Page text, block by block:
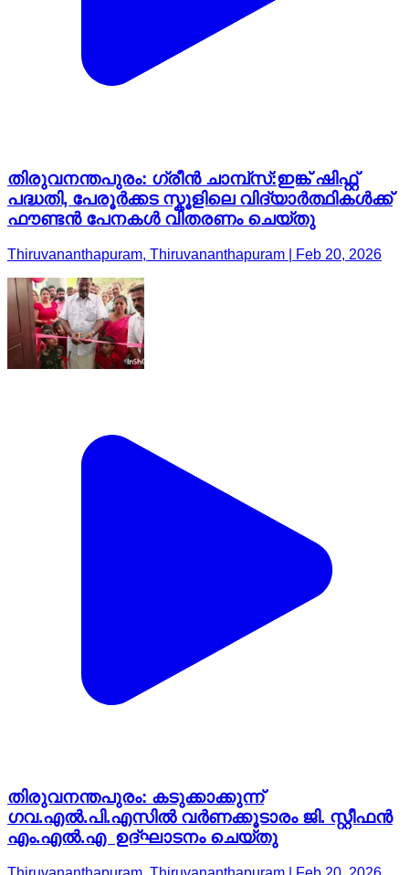
തിരുവനന്തപുരം: ഗ്രീന്‍ ചാമ്പ്സ്:ഇങ്ക് ഷിഫ്റ്റ്
പദ്ധതി, പേരൂർക്കട സ്കൂളിലെ വിദ്യാർത്ഥികൾക്ക്
ഫൗണ്ടന്‍ പേനകൾ വിതരണം ചെയ്തു
Thiruvananthapuram, Thiruvananthapuram | Feb 20, 2026
തിരുവനന്തപുരം: കടുക്കാക്കുന്ന്
ഗവ.എല്‍.പി.എസില്‍ വര്‍ണക്കൂടാരം ജി. സ്റ്റീഫന്‍
എം.എല്‍.എ ഉദ്ഘാടനം ചെയ്തു